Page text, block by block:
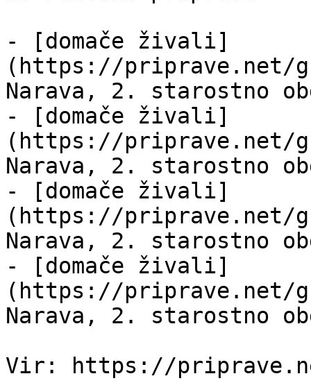
- [domače živali]
(https://priprave.net/
Narava, 2. starostno
- [domače živali]
(https://priprave.net/
Narava, 2. starostno
- [domače živali]
(https://priprave.net/
Narava, 2. starostno
- [domače živali]
(https://priprave.net/
Narava, 2. starostno